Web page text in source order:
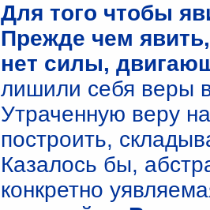
Для того чтобы
Прежде чем
нет силы,
лишили себя веры
Утраченную веру
построить,
Казалось бы,
конкретно